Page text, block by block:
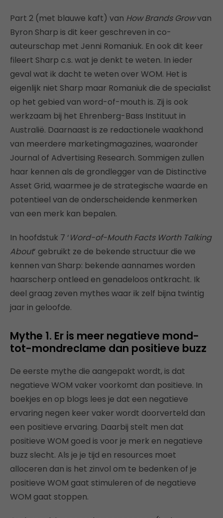
Part 2 (met blauwe kaft) van How Brands Growvan
Byron Sharp is dit keer geschreven in co-
auteurschap met Jenni Romaniuk. En ook dit keer
fileert Sharp c.s. wat je denkt te weten. In ieder
geval wat ik dacht te weten over WOM. Het is
eigenlijk niet Sharp maar Romaniuk die de specialist
op het gebied van word-of-mouth is. Zij is ook
werkzaam bij het Ehrenberg-Bass Instituut in
Australië. Daarnaast is ze redactionele waakhond
van meerdere marketingmagazines, waaronder
Journal of Advertising Research. Sommigen zullen
haar kennen als de grondlegger van de Distinctive
Asset Grid, waarmee je de strategische waarde en
potentieel van de onderscheidende kenmerken
van een merk kan bepalen.
In hoofdstuk 7 ‘Word-of-Mouth Facts Worth Talking
About’ gebruikt ze de bekende structuur die we
kennen van Sharp: bekende aannames worden
haarscherp ontleed en genadeloos ontkracht. Ik
deel graag zeven mythes waar ik zelf bijna twintig
jaar in geloofde.
Mythe 1. Er is meer negatieve mond-
tot-mondreclame dan positieve buzz
De eerste mythe die aangepakt wordt, is dat
negatieve WOM vaker voorkomt dan positieve. In
boekjes en op blogs lees je dat een negatieve
ervaring negen keer vaker wordt doorverteld dan
een positieve ervaring. Daarbij stelt men dat
positieve WOM goed is voor je merk en negatieve
buzz slecht. Als je je tijd en resources moet
alloceren dan is het zinvol om te bedenken of je
positieve WOM gaat stimuleren of de negatieve
WOM gaat stoppen.